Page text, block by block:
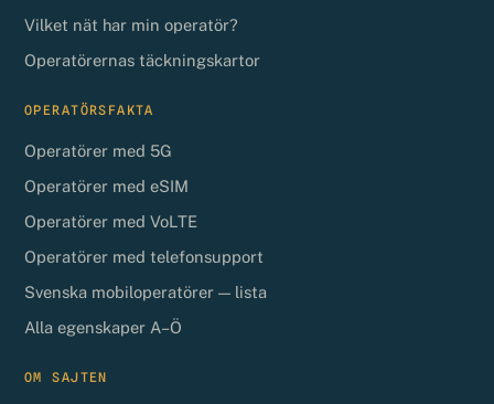
Vilket nät har min operatör?
Operatörernas täckningskartor
OPERATÖRSFAKTA
Operatörer med 5G
Operatörer med eSIM
Operatörer med VoLTE
Operatörer med telefonsupport
Svenska mobiloperatörer — lista
Alla egenskaper A–Ö
OM SAJTEN